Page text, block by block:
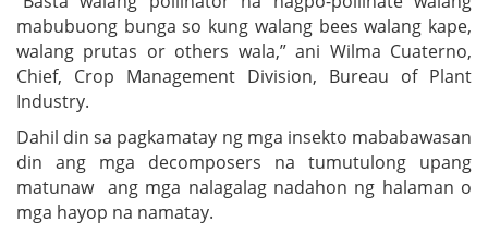
mabubuong bunga so kung walang bees walang kape,
walang prutas or others wala,” ani Wilma Cuaterno,
Chief, Crop Management Division, Bureau of Plant
Industry.
Dahil din sa pagkamatay ng mga insekto mababawasan
din ang mga decomposers na tumutulong upang
matunaw ang mga nalagalag nadahon ng halaman o
mga hayop na namatay.